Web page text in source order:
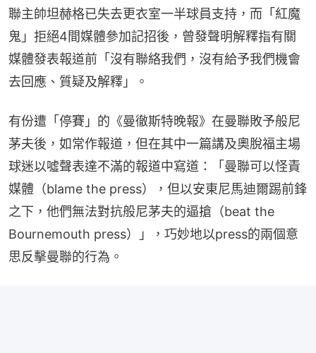
聯主帥坦赫格已失去更衣室一半球員支持，而「紅魔
鬼」拒絕4間媒體參加記招後，曾發聲明解釋指有關
媒體發表報道前「沒有聯絡我們，沒有給予我們機會
去回應、質疑及解釋」。
有份遭「停賽」的《曼徹斯特晚報》在曼聯敗予般尼
茅夫後，如常作報道，但在其中一篇講及奧脫福主場
球迷以噓聲表達不滿的報道中寫道：「曼聯可以怪責
媒體（blame the press），但以安東尼馬迪爾踢前鋒
之下，他們無法對抗般尼茅夫的逼搶（beat the
Bournemouth press）」，巧妙地以press的兩個意
思反擊曼聯的行為。